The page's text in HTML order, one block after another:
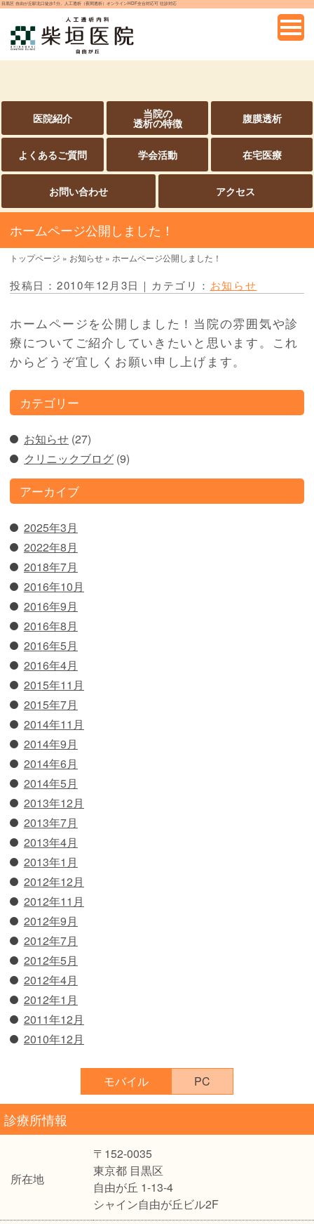
目黒区 自由が丘駅北口徒歩1分。人工透析（夜間透析）オンラインHDF全台対応可 往診対応
医院紹介 当院の
透析の特徴 腹膜透析
よくあるご質問 学会活動 在宅医療
お問い合わせ アクセス
ホームページ公開しました！
トップページ » お知らせ » ホームページ公開しました！
投稿日：2010年12月3日｜カテゴリ： お知らせ
ホームページを公開しました！当院の雰囲気や診
療についてご紹介していきたいと思います。これ
からどうぞ宜しくお願い申し上げます。
カテゴリー
お知らせ (27)
クリニックブログ (9)
アーカイブ
2025年3月
2022年8月
2018年7月
2016年10月
2016年9月
2016年8月
2016年5月
2016年4月
2015年11月
2015年7月
2014年11月
2014年9月
2014年6月
2014年5月
2013年12月
2013年7月
2013年4月
2013年1月
2012年12月
2012年11月
2012年9月
2012年7月
2012年5月
2012年4月
2012年1月
2011年12月
2010年12月
モバイル PC
診療所情報
所在地
〒152-0035
東京都 目黒区
自由が丘 1-13-4
シャイン自由が丘ビル2F